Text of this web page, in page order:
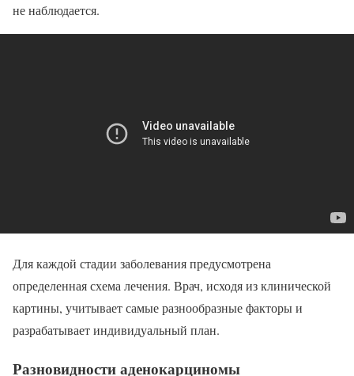
не наблюдается.
Для каждой стадии заболевания предусмотрена
определенная схема лечения. Врач, исходя из клинической
картины, учитывает самые разнообразные факторы и
разрабатывает индивидуальный план.
Разновидности аденокарциномы